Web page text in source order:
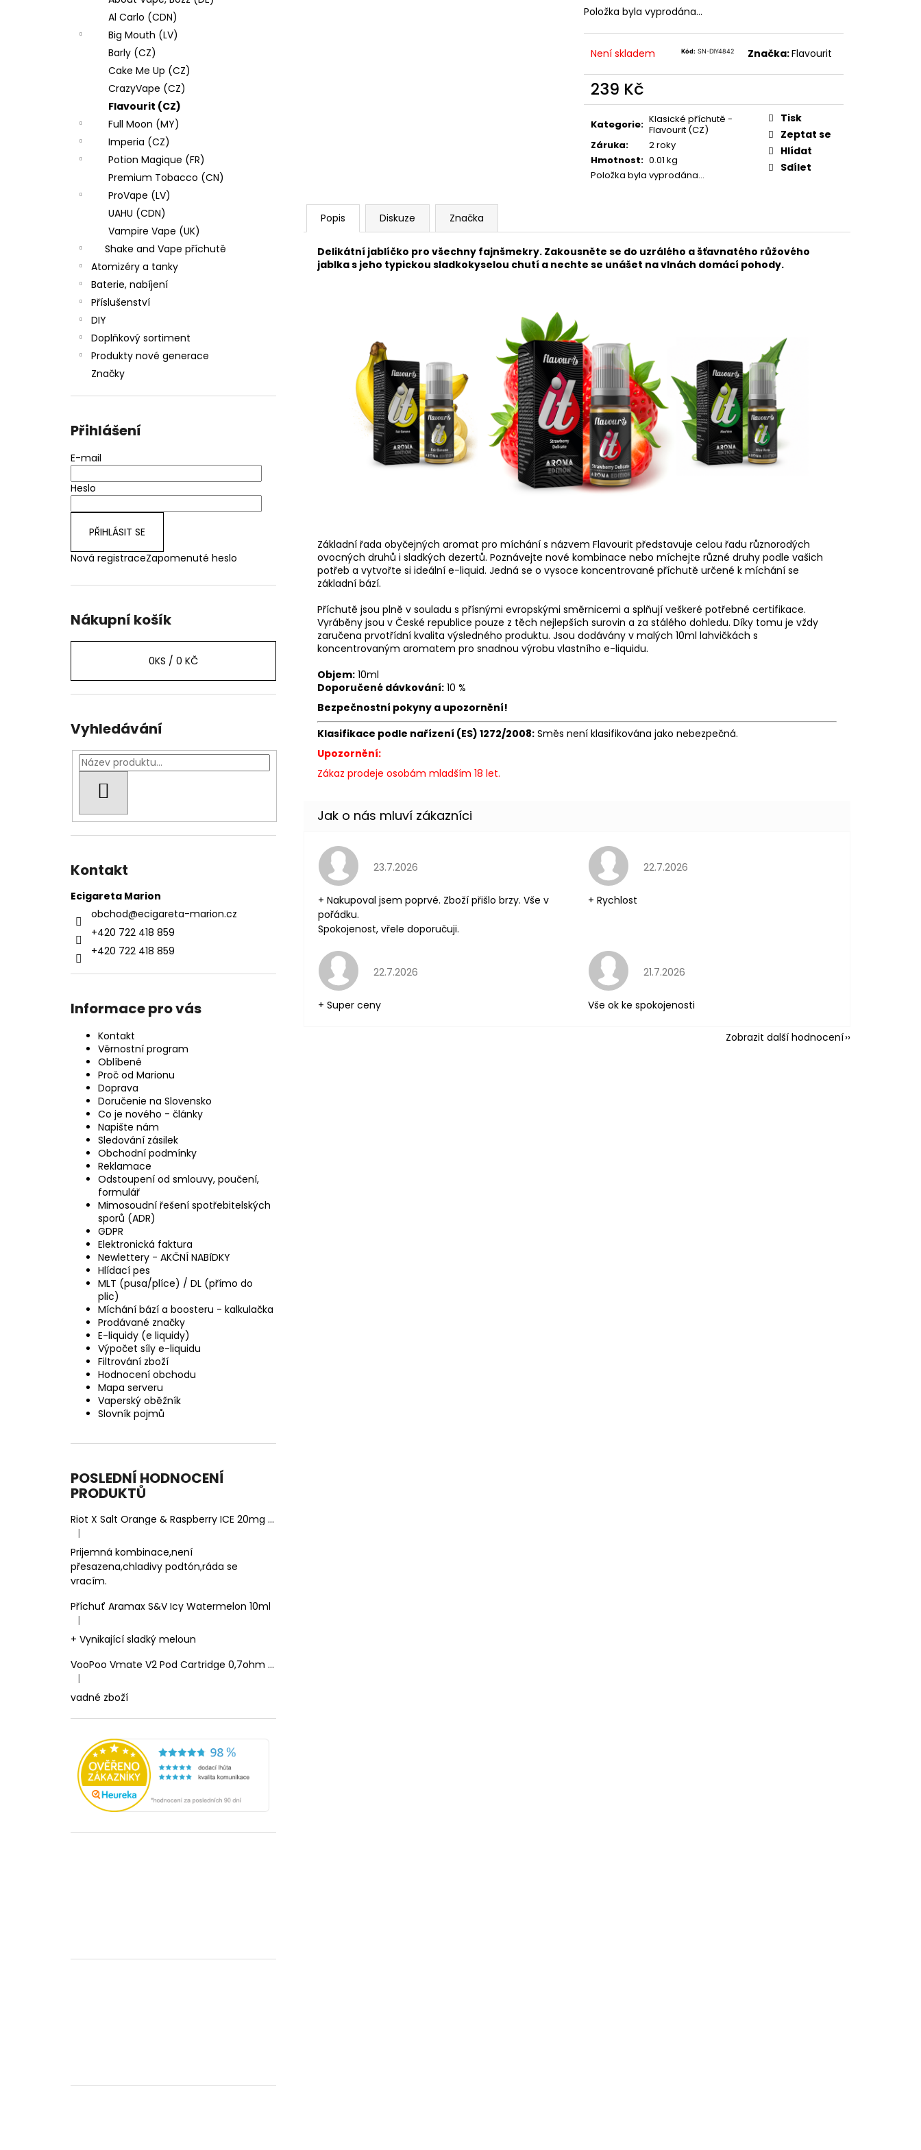
Al Carlo (CDN)
Big Mouth (LV)
Barly (CZ)
Cake Me Up (CZ)
CrazyVape (CZ)
Flavourit (CZ)
Full Moon (MY)
Imperia (CZ)
Potion Magique (FR)
Premium Tobacco (CN)
ProVape (LV)
UAHU (CDN)
Vampire Vape (UK)
Shake and Vape příchutě
Atomizéry a tanky
Baterie, nabíjení
Příslušenství
DIY
Doplňkový sortiment
Produkty nové generace
Značky
Přihlášení
E-mail
Heslo
PŘIHLÁSIT SE
Nová registraceZapomenuté heslo
Nákupní košík
0KS / 0 KČ
Vyhledávání
Kontakt
Ecigareta Marion
obchod@ecigareta-marion.cz
+420 722 418 859
+420 722 418 859
Informace pro vás
Kontakt
Věrnostní program
Oblíbené
Proč od Marionu
Doprava
Doručenie na Slovensko
Co je nového - články
Napište nám
Sledování zásilek
Obchodní podmínky
Reklamace
Odstoupení od smlouvy, poučení,
formulář
Mimosoudní řešení spotřebitelských
sporů (ADR)
GDPR
Elektronická faktura
Newlettery - AKČNÍ NABíDKY
Hlídací pes
MLT (pusa/plíce) / DL (přímo do
plic)
Míchání bází a boosteru - kalkulačka
Prodávané značky
E-liquidy (e liquidy)
Výpočet síly e-liquidu
Filtrování zboží
Hodnocení obchodu
Mapa serveru
Vaperský oběžník
Slovník pojmů
POSLEDNÍ HODNOCENÍ
PRODUKTŮ
Riot X Salt Orange & Raspberry ICE 20mg
Ledový pomeranč a malina
Hodnocení produktu je 5 z 5 hvězdiček.
|
Prijemná kombinace,není
přesazena,chladivy podtón,ráda se
vracím.
Příchuť Aramax S&V Icy Watermelon 10ml
Hodnocení produktu je 5 z 5 hvězdiček.
|
+ Vynikající sladký meloun
VooPoo Vmate V2 Pod Cartridge 0,7ohm 2ml
Hodnocení produktu je 1 z 5 hvězdiček.
|
vadné zboží
Položka byla vyprodána…
Není skladem Kód: SN-DIY4842 Značka:Flavourit
239 Kč
Měrná
Kategorie: Klasické příchutě -
Flavourit (CZ)
Záruka:
2 roky
Hmotnost: 0.01 kg
Položka byla vyprodána…
Tisk
Zeptat se
Hlídat
Sdílet
Popis Diskuze Značka
Delikátní jablíčko pro všechny fajnšmekry. Zakousněte se do uzrálého a šťavnatého růžového
jablka s jeho typickou sladkokyselou chutí a nechte se unášet na vlnách domácí pohody.
Základní řada obyčejných aromat pro míchání s názvem Flavourit představuje celou řadu různorodých
ovocných druhů i sladkých dezertů. Poznávejte nové kombinace nebo míchejte různé druhy podle vašich
potřeb a vytvořte si ideální e-liquid. Jedná se o vysoce koncentrované příchutě určené k míchání se
základní bází.
Příchutě jsou plně v souladu s přísnými evropskými směrnicemi a splňují veškeré potřebné certifikace.
Vyráběny jsou v České republice pouze z těch nejlepších surovin a za stálého dohledu. Díky tomu je vždy
zaručena prvotřídní kvalita výsledného produktu. Jsou dodávány v malých 10ml lahvičkách s
koncentrovaným aromatem pro snadnou výrobu vlastního e-liquidu.
Objem: 10ml
Doporučené dávkování: 10 %
Bezpečnostní pokyny a upozornění!
Klasifikace podle nařízení (ES) 1272/2008: Směs není klasifikována jako nebezpečná.
Upozornění:
Zákaz prodeje osobám mladším 18 let.
Hodnocení obchodu je 5 z 5 hvězdiček.
23.7.2026
+ Nakupoval jsem poprvé. Zboží přišlo brzy. Vše v
pořádku.
Spokojenost, vřele doporučuji.
Hodnocení obchodu je 5 z 5 hvězdiček.
22.7.2026
+ Rychlost
Hodnocení obchodu je 5 z 5 hvězdiček.
22.7.2026
+ Super ceny
Hodnocení obchodu je 5 z 5 hvězdiček.
21.7.2026
Vše ok ke spokojenosti
Zobrazit další hodnocení
DEKANG DESERT SHIP 10ML 18MG
155 Kč
Původně: 195 Kč
649 Kč